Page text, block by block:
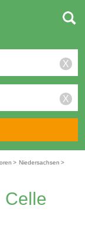
X
X
> Niedersachsen >
Celle